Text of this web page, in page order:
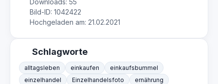
Bild-ID: 1042422
Hochgeladen am: 21.02.2021
Schlagworte
alltagsleben einkaufen
einkaufsbummel
einzelhandel
Einzelhandelsfoto
ernährung